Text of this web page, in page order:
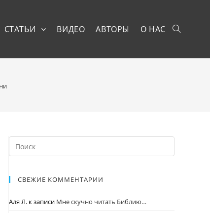
СТАТЬИ ВИДЕО АВТОРЫ О НАС
СВЕЖИЕ КОММЕНТАРИИ
Аля Л. к записи Мне скучно читать Библию…